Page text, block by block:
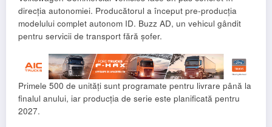
direcția autonomiei. Producătorul a început pre-producția
modelului complet autonom ID. Buzz AD, un vehicul gândit
pentru servicii de transport fără șofer.
Primele 500 de unități sunt programate pentru livrare până la
finalul anului, iar producția de serie este planificată pentru
2027.